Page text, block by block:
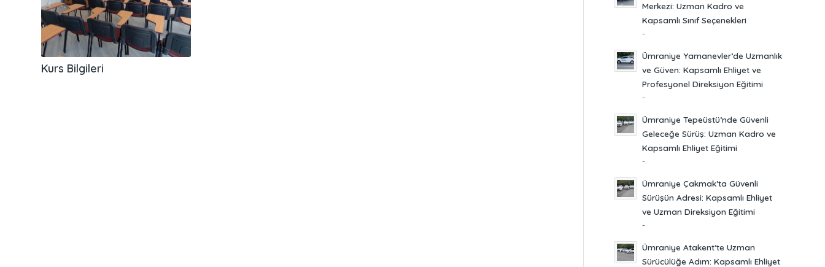
Kurs Bilgileri
Merkezi: Uzman Kadro ve
Kapsamlı Sınıf Seçenekleri
-
Ümraniye Yamanevler’de Uzmanlık
ve Güven: Kapsamlı Ehliyet ve
Profesyonel Direksiyon Eğitimi
-
Ümraniye Tepeüstü’nde Güvenli
Geleceğe Sürüş: Uzman Kadro ve
Kapsamlı Ehliyet Eğitimi
-
Ümraniye Çakmak’ta Güvenli
Sürüşün Adresi: Kapsamlı Ehliyet
ve Uzman Direksiyon Eğitimi
-
Ümraniye Atakent’te Uzman
Sürücülüğe Adım: Kapsamlı Ehliyet